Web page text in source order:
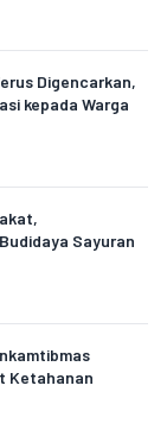
Digencarkan,
kepada Warga
Sayuran
Ketahanan